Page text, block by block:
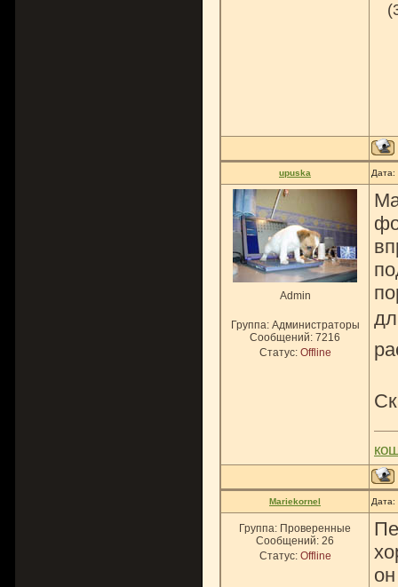
upuska Дата:
Admin
Группа: Администраторы
Сообщений: 7216
Статус: Offline
Mariekornel Дата:
Группа: Проверенные
Сообщений: 26
Статус: Offline